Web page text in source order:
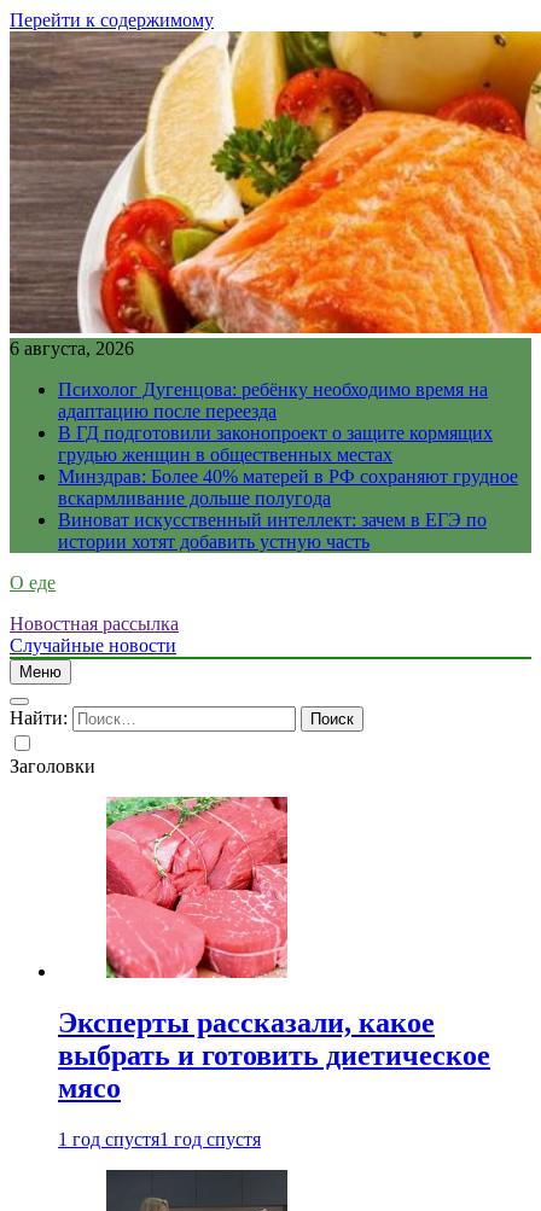
Перейти к содержимому
6 августа, 2026
Психолог Дугенцова: ребёнку необходимо время на
адаптацию после переезда
В ГД подготовили законопроект о защите кормящих
грудью женщин в общественных местах
Минздрав: Более 40% матерей в РФ сохраняют грудное
вскармливание дольше полугода
Виноват искусственный интеллект: зачем в ЕГЭ по
истории хотят добавить устную часть
О еде
Новостная рассылка
Случайные новости
Меню
Найти:
Заголовки
Эксперты рассказали, какое
выбрать и готовить диетическое
мясо
1 год спустя1 год спустя